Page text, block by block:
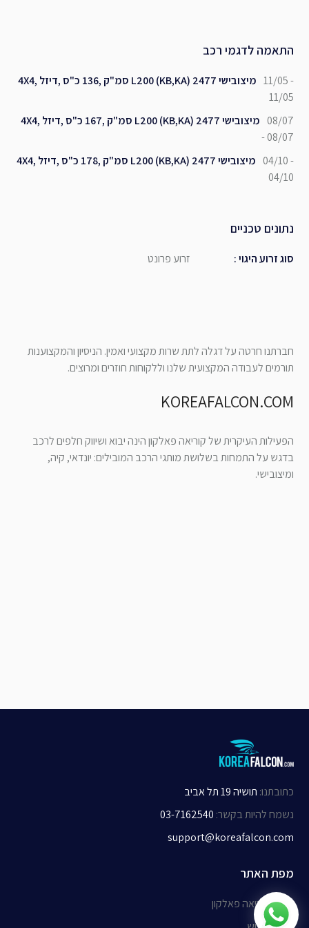
התאמה לדגמי רכב
מיצובישי L200 (KB,KA) 2477 סמ"ק ,136 כ"ס ,דיזל ,4X4 11/05 -
11/05
מיצובישי L200 (KB,KA) 2477 סמ"ק ,167 כ"ס ,דיזל ,4X4 08/07
- 08/07
מיצובישי L200 (KB,KA) 2477 סמ"ק ,178 כ"ס ,דיזל ,4X4 04/10 -
04/10
נתונים טכניים
זרוע פרונט :סוג זרוע היגוי
חברתנו חרטה על דגלה לתת שרות מקצועי ואמין. הניסיון והמקצוענות
תורמים לעבודה המקצועית שלנו וללקוחות חוזרים ומרוצים.
KOREAFALCON.COM
הפעילות העיקרית של קוריאה פאלקון הינה יבוא ושיווק חלפים לרכב
בדגש על התמחות בשלושת מותגי הרכב המובילים: יונדאי, קיה,
ומיצובישי.
מפת האתר
אודות קוריאה פאלקון
תושיה 19 תל אביב :כתובתנו
03-7162540 :נשמח להיות בקשר
support@koreafalcon.com